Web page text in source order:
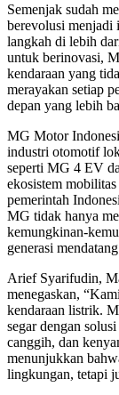
Semenjak sudah
berevolusi menjadi
langkah di lebih
untuk berinovasi,
kendaraan yang
merayakan setiap
depan yang lebih
MG Motor
industri otomotif
seperti MG 4 EV
ekosistem
pemerintah
MG tidak hanya
kemungkinan-
generasi
Arief Syarifudin,
menegaskan,
kendaraan listrik.
segar dengan
canggih, dan
menunjukkan
lingkungan, tetapi